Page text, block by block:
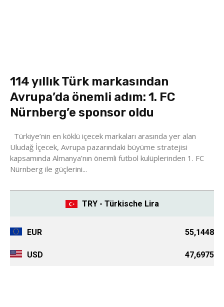
114 yıllık Türk markasından
Avrupa’da önemli adım: 1. FC
Nürnberg’e sponsor oldu
Uludağ İçecek, Avrupa pazarındaki büyüme stratejisi
kapsamında Almanya’nın önemli futbol kulüplerinden 1. FC
Nürnberg ile güçlerini...
TRY - Türkische Lira
EUR 55,1448
USD 47,6975